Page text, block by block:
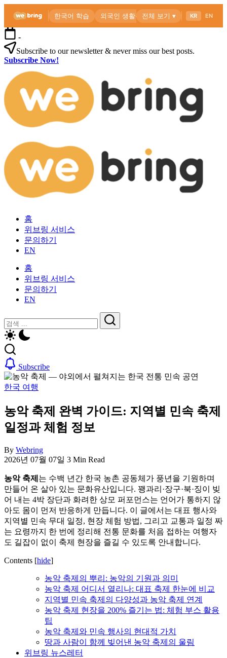
본
문
으
로
너
뛰
기
-
Subscribe to our newsletter & never miss our best posts.
Subscribe Now!
국
인
을
위
험,
의
료
및
일
상
생
활,
WeBring
제
공
가
이
드
—
비
자,
보
험,
료
및
일
생
활,
WeBring
제
공
홈
위브링 서비스
문의하기
EN
홈
위브링 서비스
문의하기
EN
닫
기
검
색
검
Subscribe
한국 여행
농악 축제 완벽 가이드: 지역별 민속 축제
일정과 체험 정보
By Webring
2026년 07월 07일 3 Min Read
농악 축제 는 수백 년간 한국 농촌 공동체가 풍년을 기원하며
만들어 온 살아 있는 문화유산입니다. 꽹과리·장구·북·징이 빚
어 내는 4박 장단과 화려한 상모 퍼포먼스는 언어가 통하지 않
아도 몸이 먼저 반응하게 만듭니다. 이 글에서는 대표 행사와
지역별 민속 무대 일정, 현장 체험 방법, 그리고 교통과 일정 짜
는 요령까지 한 번에 정리해 전통 문화를 처음 접하는 여행자
도 길잡이 없이 축제 현장을 즐길 수 있도록 안내합니다.
Contents [hide]
농악 축제의 뿌리: 농악의 기원과 의미
농악 축제 어디서 열리나: 대표 축제 한눈에 비교
지역별 민속 축제의 다양성과 농악 축제 연계
농악 축제 현장을 200% 즐기는 법: 체험 부스 활용
팁
농악 축제와 민속 행사의 현대적 가치
땅과 사람이 함께 빚어낸 농악 축제의 울림
위브링 뉴스레터